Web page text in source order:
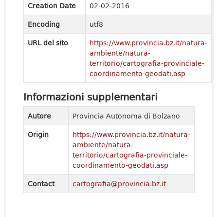
Creation Date
02-02-2016
Encoding
utf8
URL del sito
https://www.provincia.bz.it/natura-
ambiente/natura-
territorio/cartografia-provinciale-
coordinamento-geodati.asp
Informazioni supplementari
Autore
Provincia Autonoma di Bolzano
Origin
https://www.provincia.bz.it/natura-
ambiente/natura-
territorio/cartografia-provinciale-
coordinamento-geodati.asp
Contact
cartografia@provincia.bz.it